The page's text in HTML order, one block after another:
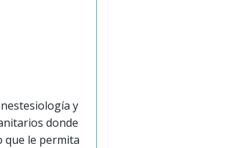
y
donde
que le permita